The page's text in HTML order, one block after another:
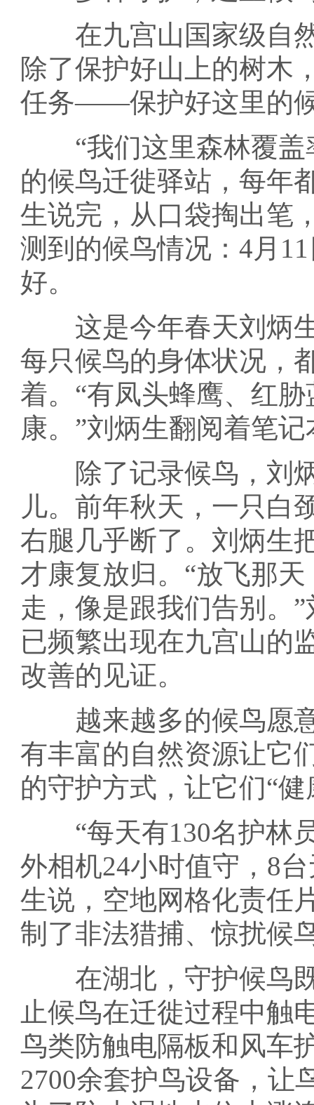
在九宫山国家级自然
除了保护好山上的树木
任务——保护好这里的
“我们这里森林覆盖
的候鸟迁徙驿站，每年
生说完，从口袋掏出笔
测到的候鸟情况：4月
好。
这是今年春天刘炳生
每只候鸟的身体状况，
着。“有凤头蜂鹰、红
康。”刘炳生翻阅着笔
除了记录候鸟，刘炳
儿。前年秋天，一只白
右腿几乎断了。刘炳生
才康复放归。“放飞那
走，像是跟我们告别。
已频繁出现在九宫山的
改善的见证。
越来越多的候鸟愿意
有丰富的自然资源让它
的守护方式，让它们“健
“每天有130名护林员
外相机24小时值守，8
生说，空地网格化责任
制了非法猎捕、惊扰候
在湖北，守护候鸟既
止候鸟在迁徙过程中触
鸟类防触电隔板和风车
2700余套护鸟设备，让